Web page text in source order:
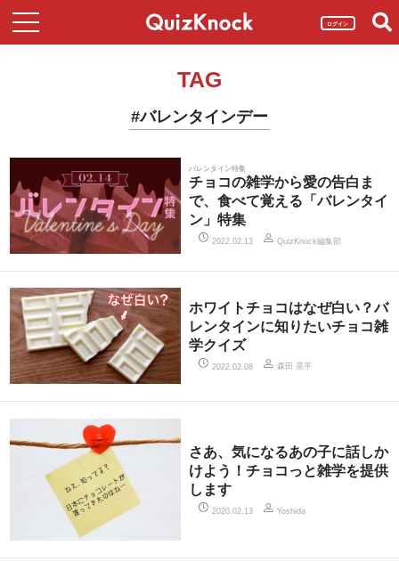
ログイン
TAG
#バレンタインデー
バレンタイン特集
チョコの雑学から愛の告白ま
で、食べて覚える「バレンタイ
ン」特集
2022.02.13 QuizKnock編集部
ホワイトチョコはなぜ白い？バ
レンタインに知りたいチョコ雑
学クイズ
2022.02.08 森田 晃平
さあ、気になるあの子に話しか
けよう！チョコっと雑学を提供
します
2020.02.13 Yoshida